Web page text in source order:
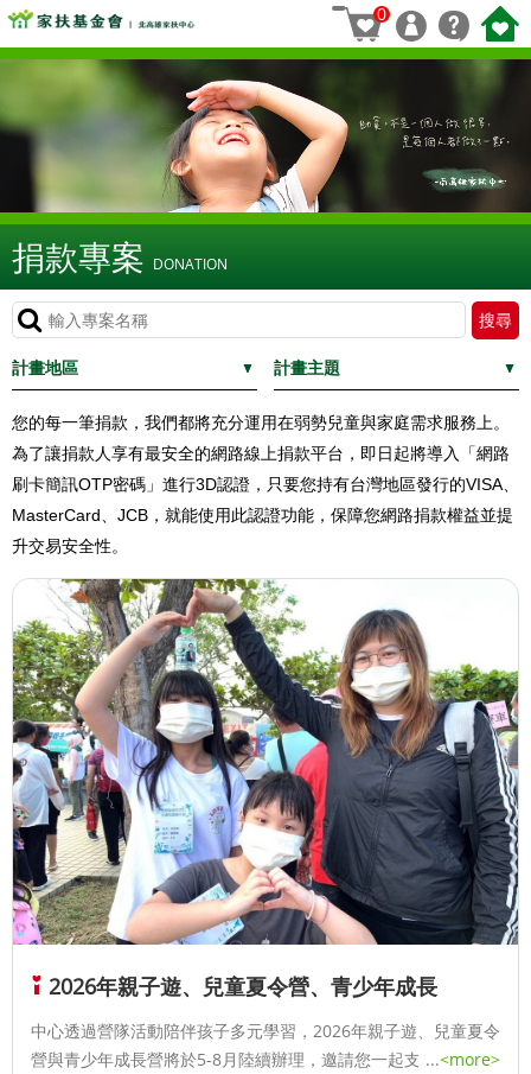
0
捐款專案 DONATION
計畫地區 計畫主題
您的每一筆捐款，我們都將充分運用在弱勢兒童與家庭需求服務上。
為了讓捐款人享有最安全的網路線上捐款平台，即日起將導入「網路
刷卡簡訊OTP密碼」進行3D認證，只要您持有台灣地區發行的VISA、
MasterCard、JCB，就能使用此認證功能，保障您網路捐款權益並提
升交易安全性。
2026年親子遊、兒童夏令營、青少年成長
中心透過營隊活動陪伴孩子多元學習，2026年親子遊、兒童夏令
營與青少年成長營將於5-8月陸續辦理，邀請您一起支持！
...<more>